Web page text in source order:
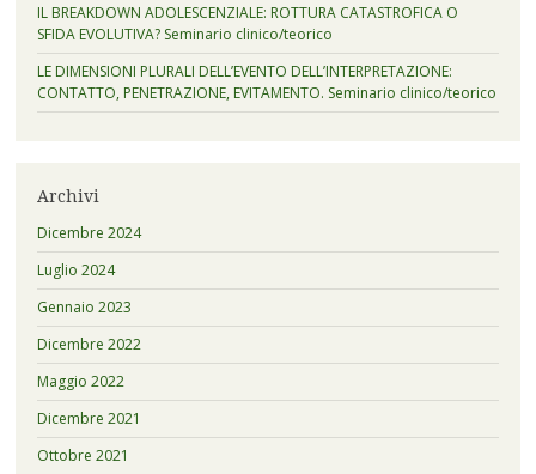
IL BREAKDOWN ADOLESCENZIALE: ROTTURA CATASTROFICA O
SFIDA EVOLUTIVA? Seminario clinico/teorico
LE DIMENSIONI PLURALI DELL’EVENTO DELL’INTERPRETAZIONE:
CONTATTO, PENETRAZIONE, EVITAMENTO. Seminario clinico/teorico
Archivi
Dicembre 2024
Luglio 2024
Gennaio 2023
Dicembre 2022
Maggio 2022
Dicembre 2021
Ottobre 2021